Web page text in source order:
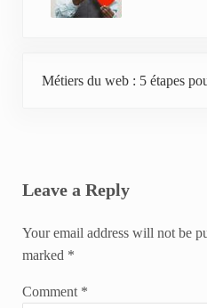
Métiers du web : 5 étapes
Leave a Reply
Your email address will not be
marked *
Comment *